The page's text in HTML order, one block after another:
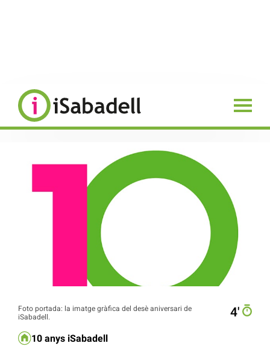
Foto portada: la imatge gràfica del desè aniversari de
iSabadell.
4′
10 anys iSabadell